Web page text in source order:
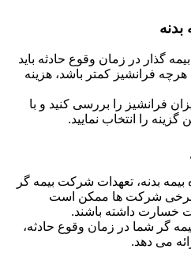
بدنه
گذار در زمان وقوع حادثه باید
فرانشیز کمتر باشد، هزینه
فرانشیز را بررسی کنید و با
گزینه را انتخاب نمایید.
بیمه بدنه، تعهدات شرکت بیمه گر
برخی شرکت ها ممکن است
خسارت داشته باشند.
گر شما در زمان وقوع حادثه،
می دهد.